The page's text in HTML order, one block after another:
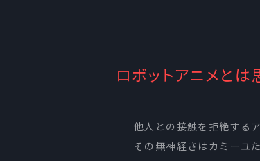
ロボットアニメと
他人との接触を拒絶する
その無神経さはカミーユ